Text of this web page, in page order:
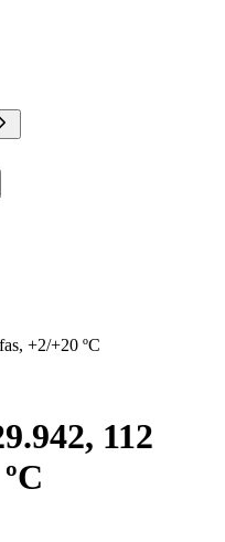
+2/+20 ºC
112